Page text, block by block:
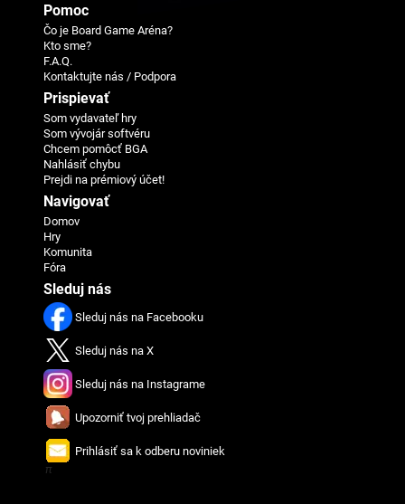
Pomoc
Čo je Board Game Aréna?
Kto sme?
F.A.Q.
Kontaktujte nás / Podpora
Prispievať
Som vydavateľ hry
Som vývojár softvéru
Chcem pomôcť BGA
Nahlásiť chybu
Prejdi na prémiový účet!
Navigovať
Domov
Hry
Komunita
Fóra
Sleduj nás
Sleduj nás na Facebooku
Sleduj nás na X
Sleduj nás na Instagrame
Upozorniť tvoj prehliadač
Prihlásiť sa k odberu noviniek
π